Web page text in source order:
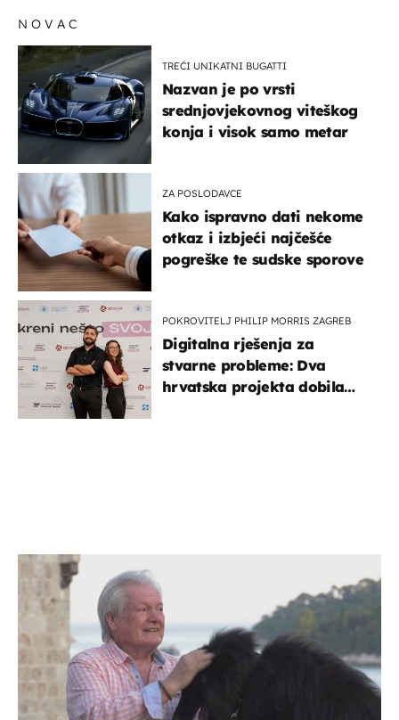
NOVAC
TREĆI UNIKATNI BUGATTI
Nazvan je po vrsti
srednjovjekovnog viteškog
konja i visok samo metar
ZA POSLODAVCE
Kako ispravno dati nekome
otkaz i izbjeći najčešće
pogreške te sudske sporove
POKROVITELJ PHILIP MORRIS ZAGREB
Digitalna rješenja za
stvarne probleme: Dva
hrvatska projekta dobila